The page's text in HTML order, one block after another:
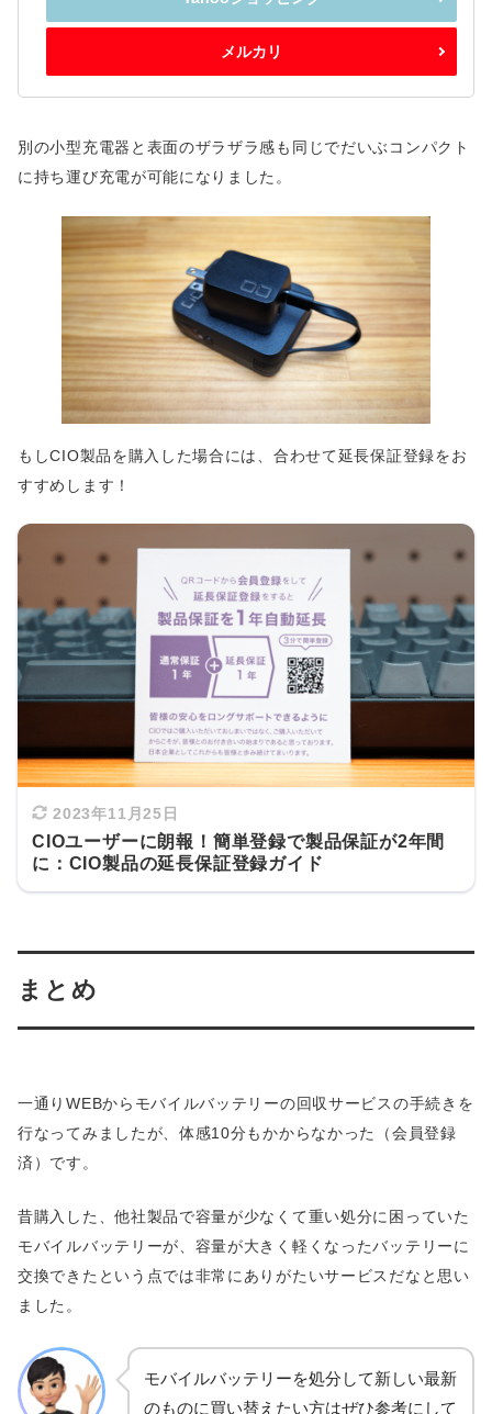
メルカリ
別の小型充電器と表面のザラザラ感も同じでだいぶコンパクト
に持ち運び充電が可能になりました。
もしCIO製品を購入した場合には、合わせて延長保証登録をお
すすめします！
2023年11月25日
CIOユーザーに朗報！簡単登録で製品保証が2年間
に：CIO製品の延長保証登録ガイド
まとめ
一通りWEBからモバイルバッテリーの回収サービスの手続きを
行なってみましたが、体感10分もかからなかった（会員登録
済）です。
昔購入した、他社製品で容量が少なくて重い処分に困っていた
モバイルバッテリーが、容量が大きく軽くなったバッテリーに
交換できたという点では非常にありがたいサービスだなと思い
ました。
モバイルバッテリーを処分して新しい最新
のものに買い替えたい方はぜひ参考にして